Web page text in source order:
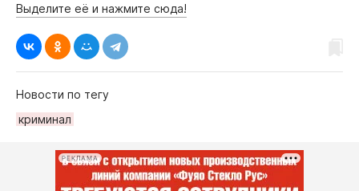
Выделите её и нажмите сюда!
Новости по тегу
криминал
РЕКЛАМА